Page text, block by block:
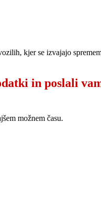
kjer se izvajajo
in poslali
možnem času.